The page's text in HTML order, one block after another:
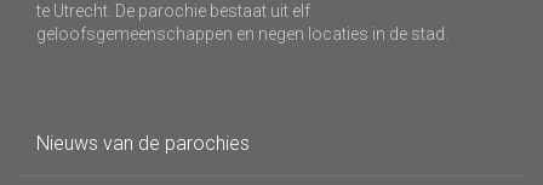
te Utrecht. De parochie bestaat uit elf
geloofsgemeenschappen en negen locaties in de stad.
Nieuws van de parochies